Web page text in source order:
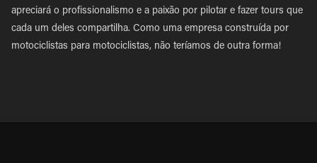
apreciará o profissionalismo e a paixão por pilotar e fazer tours que
cada um deles compartilha. Como uma empresa construída por
motociclistas para motociclistas, não teríamos de outra forma!